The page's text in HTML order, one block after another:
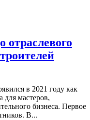
отраслевого
в 2021 году как
для мастеров,
бизнеса. Первое
В...